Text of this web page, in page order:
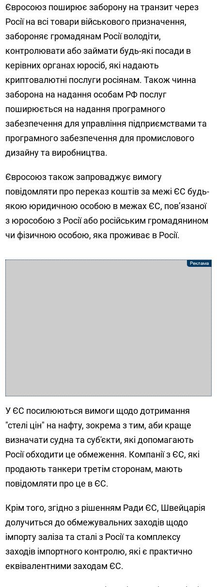
Євросоюз поширює заборону на транзит через
Росії на всі товари військового призначення,
забороняє громадянам Росії володіти,
контролювати або займати будь-які посади в
керівних органах юросіб, які надають
криптовалютні послуги росіянам. Також чинна
заборона на надання особам РФ послуг
поширюється на надання програмного
забезпечення для управління підприємствами та
програмного забезпечення для промислового
дизайну та виробництва.
Євросоюз також запроваджує вимогу
повідомляти про переказ коштів за межі ЄС будь-
якою юридичною особою в межах ЄС, пов’язаної
з юрособою з Росії або російським громадянином
чи фізичною особою, яка проживає в Росії.
У ЄС посилюються вимоги щодо дотримання
"стелі цін" на нафту, зокрема з тим, аби краще
визначати судна та суб'єкти, які допомагають
Росії обходити це обмеження. Компанії з ЄС, які
продають танкери третім сторонам, мають
повідомляти про це в ЄС.
Крім того, згідно з рішенням Ради ЄС, Швейцарія
долучиться до обмежувальних заходів щодо
імпорту заліза та сталі з Росії та комплексу
заходів імпортного контролю, які є практично
еквівалентними заходам ЄС.